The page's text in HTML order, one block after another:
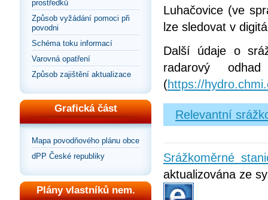
prostředků
Způsob vyžádání pomoci při
povodni
Schéma toku informací
Varovná opatření
Způsob zajištění aktualizace
Grafická část
Mapa povodňového plánu obce
dPP České republiky
Plány vlastníků nem.
Luhačovice (ve
lze sledovat v
Další údaje o
radarový
(https://
Relevantní
Srážkoměrné
aktualizována ze